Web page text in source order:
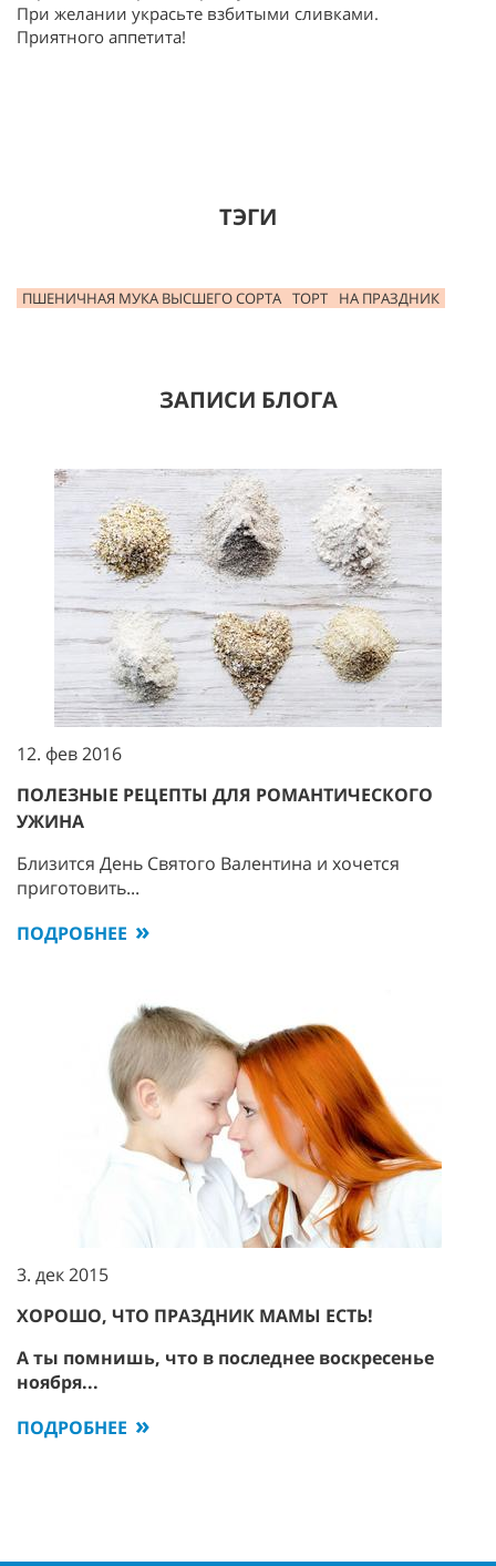
При желании украсьте взбитыми сливками.
Приятного аппетита!
ТЭГИ
ПШЕНИЧНАЯ МУКА ВЫСШЕГО СОРТА ТОРТ НА ПРАЗДНИК
ЗАПИСИ БЛОГА
12. фев 2016
ПОЛЕЗНЫЕ РЕЦЕПТЫ ДЛЯ РОМАНТИЧЕСКОГО
УЖИНА
Близится День Святого Валентина и хочется
приготовить...
ПОДРОБНЕЕ
3. дек 2015
ХОРОШО, ЧТО ПРАЗДНИК МАМЫ ЕСТЬ!
А ты помнишь, что в последнее воскресенье
ноября...
ПОДРОБНЕЕ